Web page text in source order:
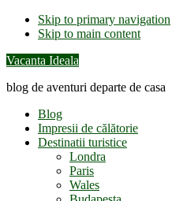
Skip to primary navigation
Skip to main content
Vacanta Ideala
blog de aventuri departe de casa
Blog
Impresii de călătorie
Destinatii turistice
Londra
Paris
Wales